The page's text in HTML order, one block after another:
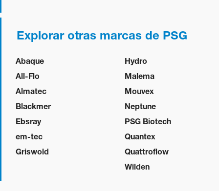
Explorar otras marcas de PSG
Abaque
All-Flo
Almatec
Blackmer
Ebsray
em-tec
Griswold
Hydro
Malema
Mouvex
Neptune
PSG Biotech
Quantex
Quattroflow
Wilden